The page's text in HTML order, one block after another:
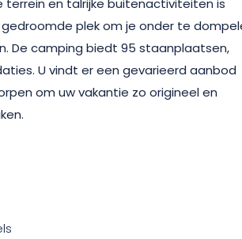
en talrijke buitenactiviteiten is
gedroomde plek om je onder te
De camping biedt 95 staanplaatsen,
U vindt er een gevarieerd aanbod
om uw vakantie zo origineel en
familie of vrienden in een cottage die
2 gezellige slaapkamers, waarvan één
en de andere met 2